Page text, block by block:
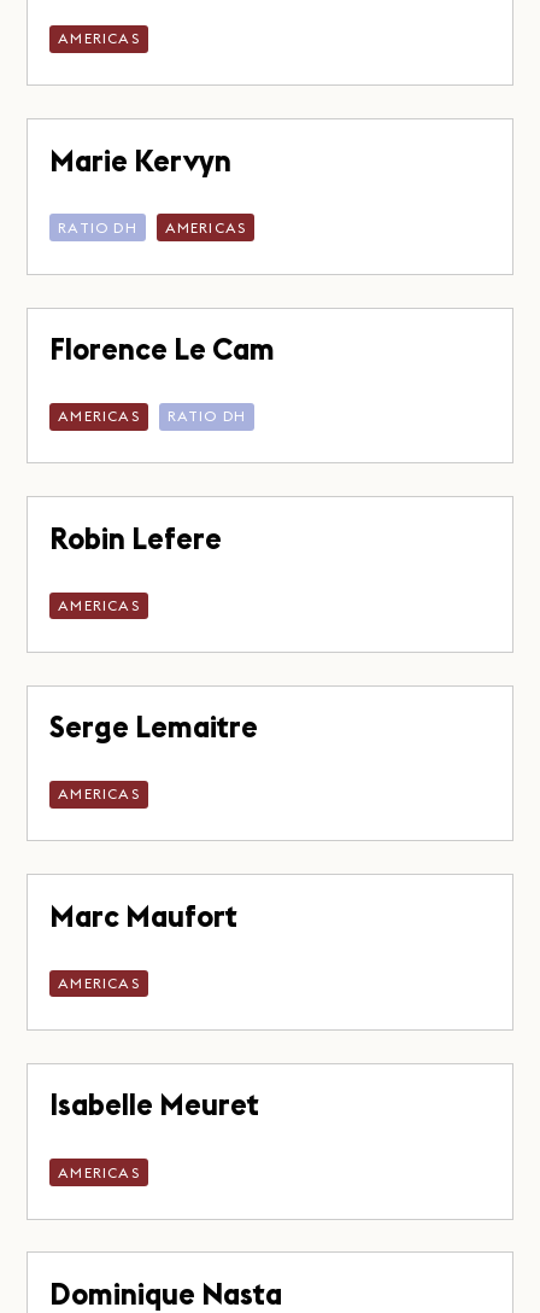
AMERICAS
Marie Kervyn
RATIO DH AMERICAS
Florence Le Cam
AMERICAS RATIO DH
Robin Lefere
AMERICAS
Serge Lemaitre
AMERICAS
Marc Maufort
AMERICAS
Isabelle Meuret
AMERICAS
Dominique Nasta